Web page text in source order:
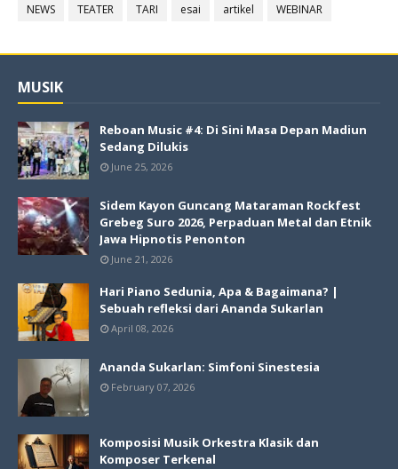
NEWS TEATER TARI esai artikel WEBINAR
MUSIK
Reboan Music #4: Di Sini Masa Depan Madiun
Sedang Dilukis
June 25, 2026
Sidem Kayon Guncang Mataraman Rockfest
Grebeg Suro 2026, Perpaduan Metal dan Etnik
Jawa Hipnotis Penonton
June 21, 2026
Hari Piano Sedunia, Apa & Bagaimana? |
Sebuah refleksi dari Ananda Sukarlan
April 08, 2026
Ananda Sukarlan: Simfoni Sinestesia
February 07, 2026
Komposisi Musik Orkestra Klasik dan
Komposer Terkenal